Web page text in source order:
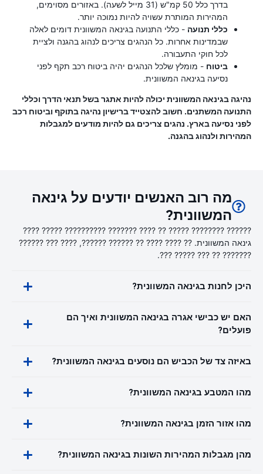
בדרך כלל 50 קמ"ש (31 מייל לשעה). באזורים מסוימים,
המהירות המותרת עשויה להיות נמוכה יותר.
כללי תנועה - כללי התנועה בגינאה המשוונית דומים לאלה
שבמדינות אחרות. כל הנהגים צריכים לנהוג בהגנה ולציית
לכל חוקי התעבורה.
ביטוח - מומלץ שלכל הנהגים יהיה ביטוח רכב תקף לפני
נסיעה בגינאה המשוונית.
נהיגה בגינאה המשוונית יכולה להיות אתגר בשל תנאי הדרך וכללי
התנועה המשתנים. חשוב להצטייד ברישיון נהיגה בתוקף וביטוח רכב
לפני נסיעה בארץ. נהגים צריכים גם להיות מודעים למגבלות
המהירות ולנהוג בהגנה.
מה רוב האנשים יודעים על גינאה
המשוונית?
?????? ???????? ????? ?? ???? ??????? ?????????? ????? ????
גינאה המשוונית. ?? ???? ???? ?? ?????? ??????, ???? ??? ??????
??????? ?? ??? ????? ???.
היכן לחנות בגינאה המשוונית?
האם יש כבישי אגרה בגינאה המשוונית ואיך הם
פועלים?
באיזה צד של הכביש הם נוסעים בגינאה המשוונית?
מהו המטבע בגינאה המשוונית?
מהו אזור הזמן בגינאה המשוונית?
מהן מגבלות המהירות השונות בגינאה המשוונית?